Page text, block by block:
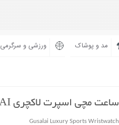
مد و پوشاک ورزشی و سرگرمی
ساعت مچی اسپرت لاکچری GUSALAI
Gusalai Luxury Sports Wristwatch